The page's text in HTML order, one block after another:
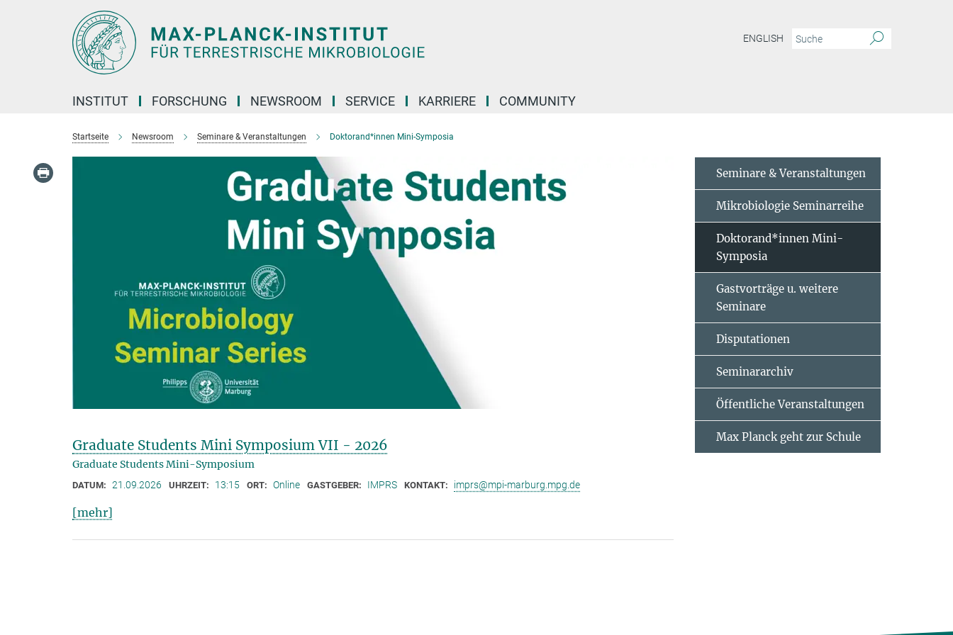
ENGLISH
INSTITUT FORSCHUNG NEWSROOM SERVICE KARRIERE COMMUNITY
Startseite Newsroom Seminare & Veranstaltungen Doktorand*innen Mini-Symposia
Graduate Students Mini Symposium VII - 2026
Graduate Students Mini-Symposium
DATUM: 21.09.2026 UHRZEIT: 13:15 ORT: Online GASTGEBER: IMPRS KONTAKT: imprs@mpi-marburg.mpg.de
[mehr]
Seminare & Veranstaltungen
Mikrobiologie Seminarreihe
Doktorand*innen Mini-
Symposia
Gastvorträge u. weitere
Seminare
Disputationen
Seminararchiv
Öffentliche Veranstaltungen
Max Planck geht zur Schule